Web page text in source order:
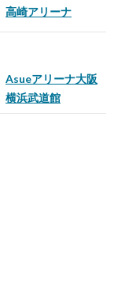
高崎アリーナ
Asueアリーナ大阪
横浜武道館